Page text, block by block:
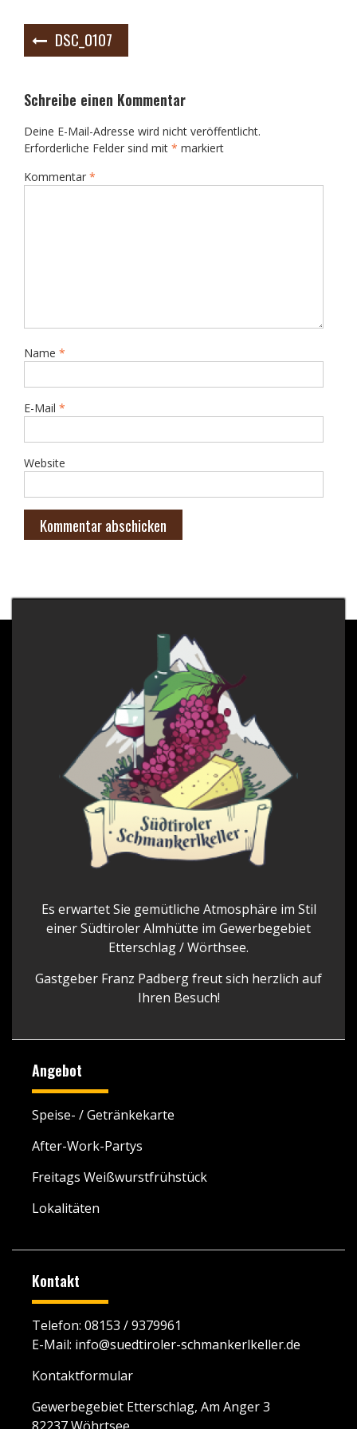
Beitrags-
Navigation
DSC_0107
Schreibe einen Kommentar
Deine E-Mail-Adresse wird nicht veröffentlicht.
Erforderliche Felder sind mit * markiert
Kommentar *
Name *
E-Mail *
Website
Es erwartet Sie gemütliche Atmosphäre im Stil
einer Südtiroler Almhütte im Gewerbegebiet
Etterschlag / Wörthsee.
Gastgeber Franz Padberg freut sich herzlich auf
Ihren Besuch!
Angebot
Speise- / Getränkekarte
After-Work-Partys
Freitags Weißwurstfrühstück
Lokalitäten
Kontakt
Telefon: 08153 / 9379961
E-Mail: info@suedtiroler-schmankerlkeller.de
Kontaktformular
Gewerbegebiet Etterschlag, Am Anger 3